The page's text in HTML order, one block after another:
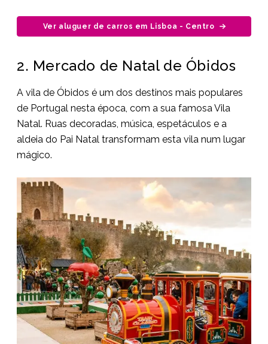
Ver aluguer de carros em Lisboa - Centro
2. Mercado de Natal de Óbidos
A vila de Óbidos é um dos destinos mais populares
de Portugal nesta época, com a sua famosa Vila
Natal. Ruas decoradas, música, espetáculos e a
aldeia do Pai Natal transformam esta vila num lugar
mágico.